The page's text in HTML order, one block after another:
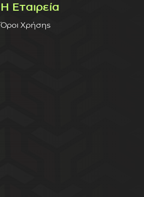
Η Εταιρεία
Όροι Χρήσης